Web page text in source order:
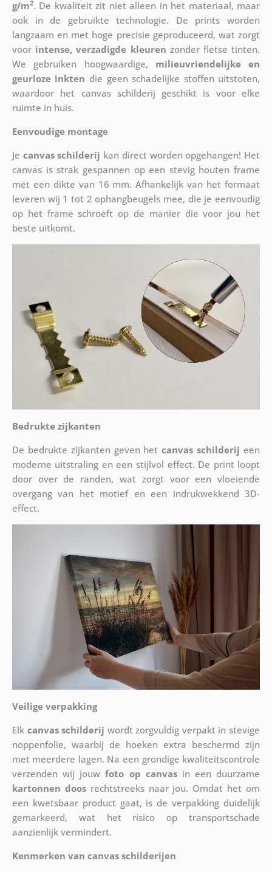
g/m2. De kwaliteit zit niet alleen in het materiaal, maar
ook in de gebruikte technologie. De prints worden
langzaam en met hoge precisie geproduceerd, wat zorgt
voor intense, verzadigde kleuren zonder fletse tinten.
We gebruiken hoogwaardige, milieuvriendelijke en
geurloze inkten die geen schadelijke stoffen uitstoten,
waardoor het canvas schilderij geschikt is voor elke
ruimte in huis.
Eenvoudige montage
Je canvas schilderij kan direct worden opgehangen! Het
canvas is strak gespannen op een stevig houten frame
met een dikte van 16 mm. Afhankelijk van het formaat
leveren wij 1 tot 2 ophangbeugels mee, die je eenvoudig
op het frame schroeft op de manier die voor jou het
beste uitkomt.
Bedrukte zijkanten
De bedrukte zijkanten geven hetcanvas schilderij een
moderne uitstraling en een stijlvol effect. De print loopt
door over de randen, wat zorgt voor een vloeiende
overgang van het motief en een indrukwekkend 3D-
effect.
Veilige verpakking
Elk canvas schilderij wordt zorgvuldig verpakt in stevige
noppenfolie, waarbij de hoeken extra beschermd zijn
met meerdere lagen. Na een grondige kwaliteitscontrole
verzenden wij jouwfoto op canvasin een duurzame
kartonnen doosrechtstreeks naar jou. Omdat het om
een kwetsbaar product gaat, is de verpakking duidelijk
gemarkeerd, wat het risico op transportschade
aanzienlijk vermindert.
Kenmerken van canvas schilderijen